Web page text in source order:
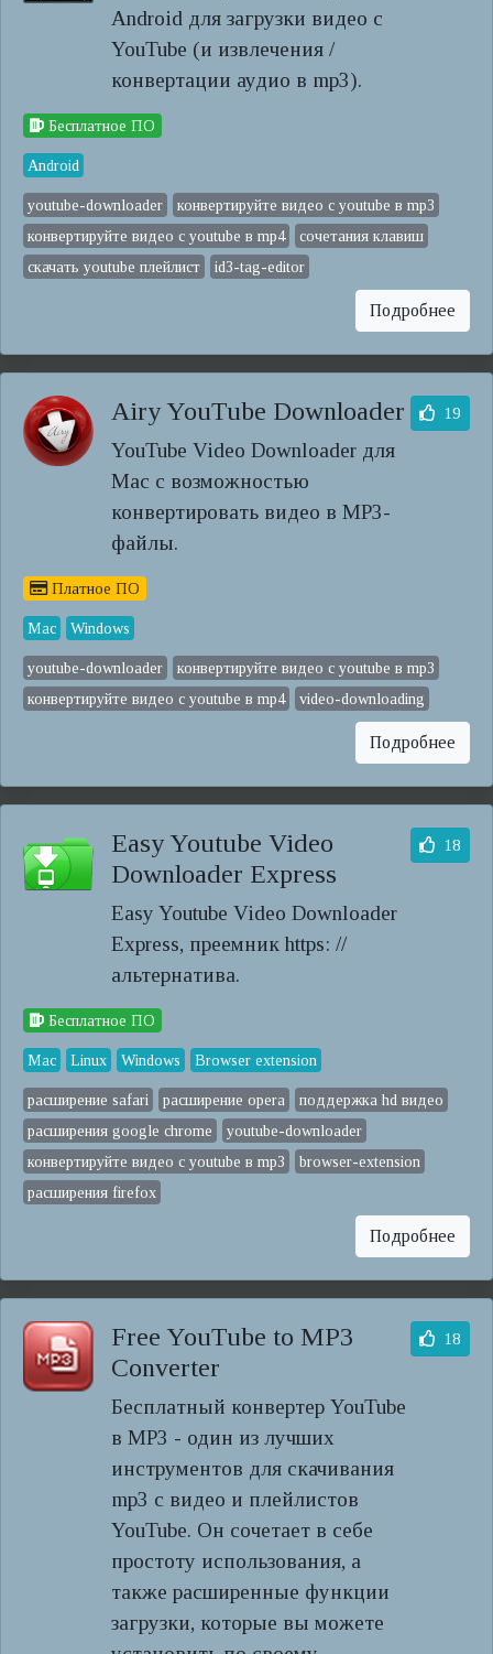
Android для загрузки видео с
YouTube (и извлечения /
конвертации аудио в mp3).
Бесплатное ПО
Android
youtube-downloader
конвертируйте видео с youtube в mp3
конвертируйте видео с youtube в mp4
сочетания клавиш
скачать youtube плейлист
id3-tag-editor
Подробнее
Airy YouTube Downloader
YouTube Video Downloader для
Mac с возможностью
конвертировать видео в MP3-
файлы.
19
Платное ПО
Mac Windows
youtube-downloader
конвертируйте видео с youtube в mp3
конвертируйте видео с youtube в mp4
video-downloading
Подробнее
Easy Youtube Video
Downloader Express
Easy Youtube Video Downloader
Express, преемник https: //
альтернатива.
18
Бесплатное ПО
Mac Linux Windows Browser extension
расширение safari расширение opera
поддержка hd видео
расширения google chrome
youtube-downloader
конвертируйте видео с youtube в mp3
browser-extension
расширения firefox
Подробнее
Free YouTube to MP3
Converter
Бесплатный конвертер YouTube
в MP3 - один из лучших
инструментов для скачивания
mp3 с видео и плейлистов
YouTube. Он сочетает в себе
простоту использования, а
также расширенные функции
загрузки, которые вы можете
18